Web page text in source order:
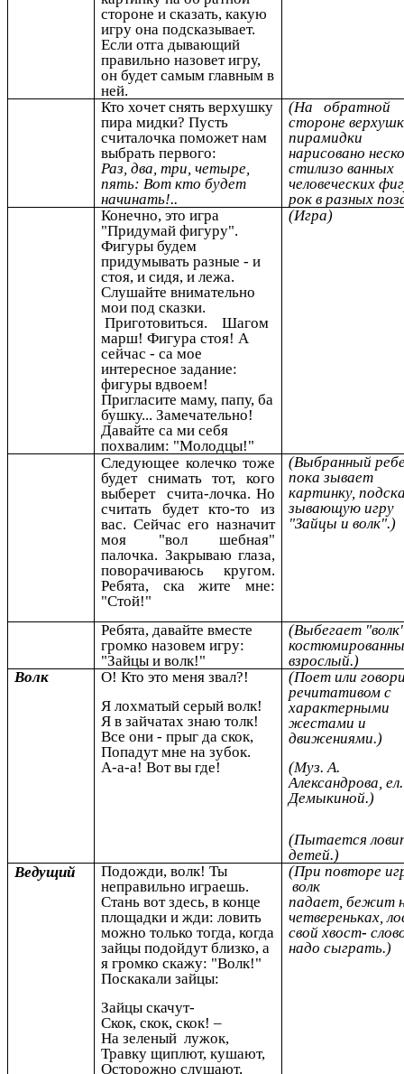
стороне и сказать, какую
игру она подсказывает.
Если отга дывающий
правильно назовет игру,
он будет самым главным в
ней.
Кто хочет снять верхушку
пира мидки? Пусть
считалочка поможет нам
выбрать первого:
Раз, два, три, четыре,
пять: Вот кто будет
начинать!..
(На обратной
стороне
пирамидки
нарисовано
стилизо ванных
человеческих
рок в разных
Конечно, это игра
"Придумай фигуру".
Фигуры будем
придумывать разные - и
стоя, и сидя, и лежа.
Слушайте внимательно
мои под сказки.
Приготовиться. Шагом
марш! Фигура стоя! А
сейчас - са мое
интересное задание:
фигуры вдвоем!
Пригласите маму, папу, ба
бушку... Замечательно!
Давайте са ми себя
похвалим: "Молодцы!"
(Игра)
Следующее колечко тоже
будет снимать тот, кого
выберет счита-лочка. Но
считать будет кто-то из
вас. Сейчас его назначит
моя "вол шебная"
палочка. Закрываю глаза,
поворачиваюсь кругом.
Ребята, ска жите мне:
"Стой!"
(Выбранный
пока зывает
картинку,
зывающую игру
"Зайцы и волк".)
Ребята, давайте вместе
громко назовем игру:
"Зайцы и волк!"
(Выбегает
взрослый.)
Волк
О! Кто это меня звал?!
Я лохматый серый волк!
Я в зайчатах знаю толк!
Все они - прыг да скок,
Попадут мне на зубок.
А-а-а! Вот вы где!
(Поет или
речитативом с
характерными
жестами и
движениями.)
(Муз. А.
Александрова,
Демыкиной.)
(Пытается
детей.)
Ведущий
Подожди, волк! Ты
неправильно играешь.
Стань вот здесь, в конце
площадки и жди: ловить
можно только тогда, когда
зайцы подойдут близко, а
я громко скажу: "Волк!"
Поскакали зайцы:
Зайцы скачут-
Скок, скок, скок! –
На зеленый лужок,
Травку щиплют, кушают,
Осторожно слушают,
(При повторе
волк
падает, бежит
четвереньках,
свой хвост-
надо сыграть.)